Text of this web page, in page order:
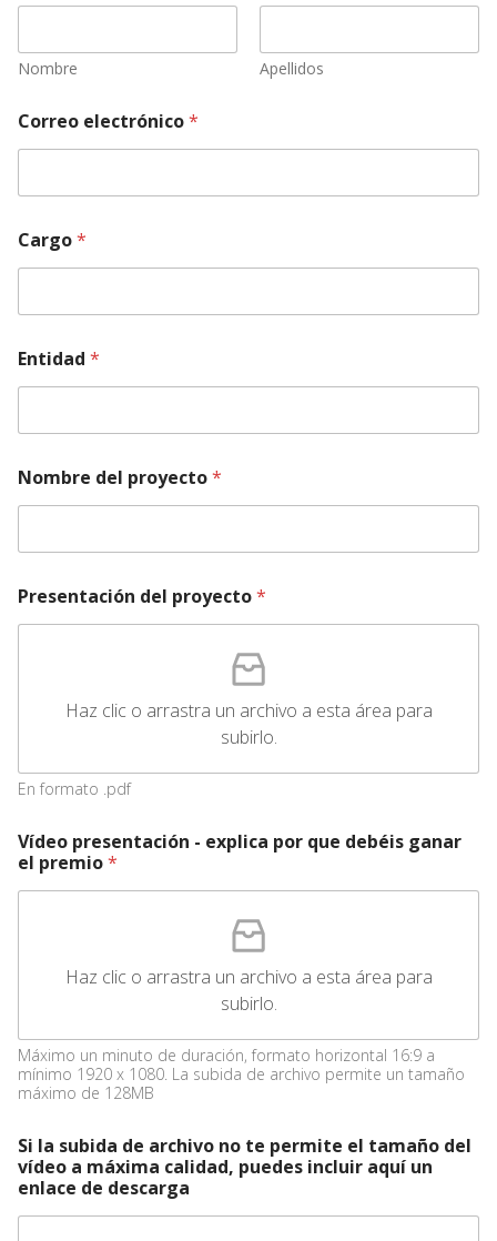
Nombre Apellidos
Correo electrónico*
Cargo*
Entidad *
Nombre del proyecto*
Presentación del proyecto*
Haz clic o arrastra un archivo a esta área para
subirlo.
En formato .pdf
Vídeo presentación - explica por que debéis ganar
el premio*
Haz clic o arrastra un archivo a esta área para
subirlo.
Máximo un minuto de duración, formato horizontal 16:9 a
mínimo 1920 x 1080. La subida de archivo permite un tamaño
máximo de 128MB
Si la subida de archivo no te permite el tamaño del
vídeo a máxima calidad, puedes incluir aquí un
enlace de descarga